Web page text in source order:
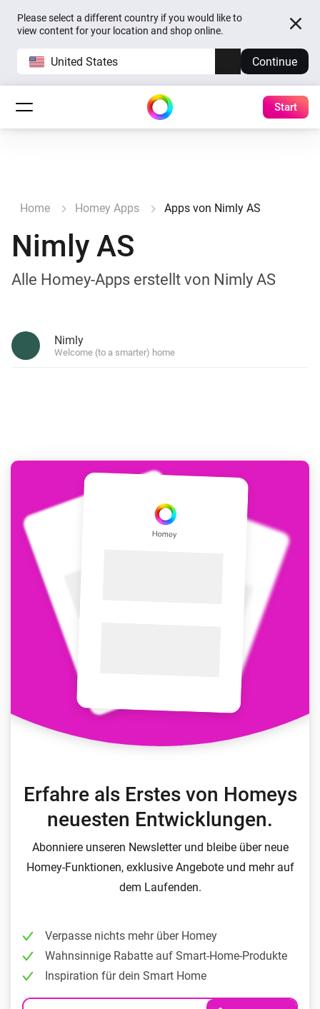
Please select a different country if you would like to
view content for your location and shop online.
United States Continue
Start
Home Homey Apps Apps von Nimly AS
Nimly AS
Alle Homey-Apps erstellt von Nimly AS
Nimly
Welcome (to a smarter) home
Erfahre als Erstes von Homeys
neuesten Entwicklungen.
Abonniere unseren Newsletter und bleibe über neue
Homey-Funktionen, exklusive Angebote und mehr auf
dem Laufenden.
Verpasse nichts mehr über Homey
Wahnsinnige Rabatte auf Smart-Home-Produkte
Inspiration für dein Smart Home